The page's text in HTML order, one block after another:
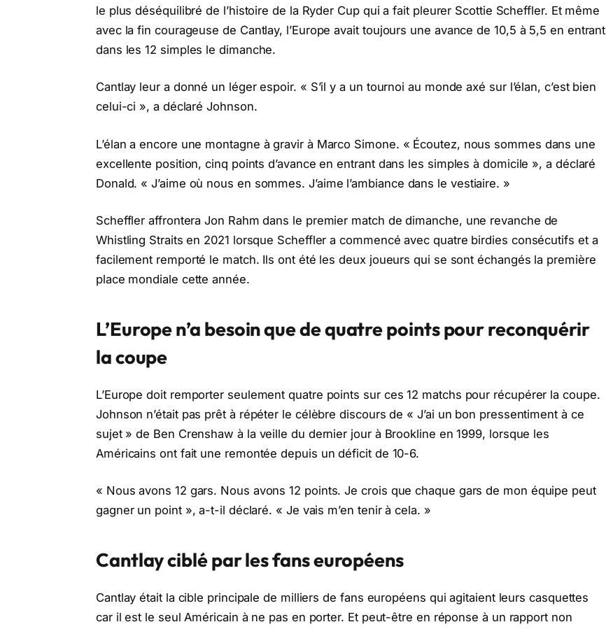
le plus déséquilibré de l’histoire de la Ryder Cup qui a fait pleurer Scottie Scheffler. Et même
avec la fin courageuse de Cantlay, l’Europe avait toujours une avance de 10,5 à 5,5 en entrant
dans les 12 simples le dimanche.
Cantlay leur a donné un léger espoir. « S’il y a un tournoi au monde axé sur l’élan, c’est bien
celui-ci », a déclaré Johnson.
L’élan a encore une montagne à gravir à Marco Simone. « Écoutez, nous sommes dans une
excellente position, cinq points d’avance en entrant dans les simples à domicile », a déclaré
Donald. « J’aime où nous en sommes. J’aime l’ambiance dans le vestiaire. »
Scheffler affrontera Jon Rahm dans le premier match de dimanche, une revanche de
Whistling Straits en 2021 lorsque Scheffler a commencé avec quatre birdies consécutifs et a
facilement remporté le match. Ils ont été les deux joueurs qui se sont échangés la première
place mondiale cette année.
L’Europe n’a besoin que de quatre points pour reconquérir
la coupe
L’Europe doit remporter seulement quatre points sur ces 12 matchs pour récupérer la coupe.
Johnson n’était pas prêt à répéter le célèbre discours de « J’ai un bon pressentiment à ce
sujet » de Ben Crenshaw à la veille du dernier jour à Brookline en 1999, lorsque les
Américains ont fait une remontée depuis un déficit de 10-6.
« Nous avons 12 gars. Nous avons 12 points. Je crois que chaque gars de mon équipe peut
gagner un point », a-t-il déclaré. « Je vais m’en tenir à cela. »
Cantlay ciblé par les fans européens
Cantlay était la cible principale de milliers de fans européens qui agitaient leurs casquettes
car il est le seul Américain à ne pas en porter. Et peut-être en réponse à un rapport non